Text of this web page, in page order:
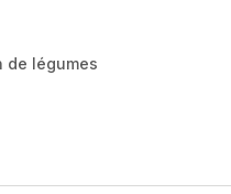
de légumes